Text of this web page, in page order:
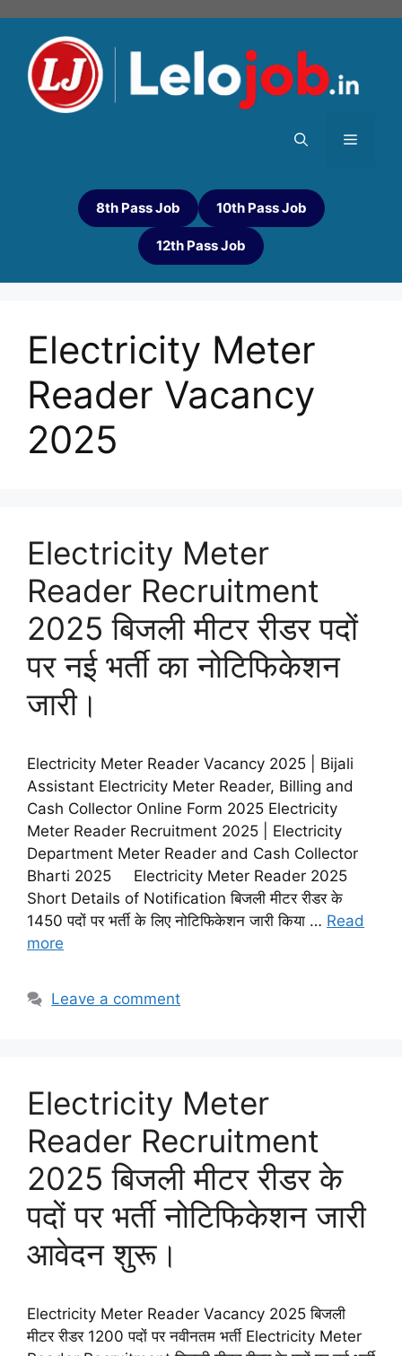
8th Pass Job 10th Pass Job
12th Pass Job
Electricity Meter
Reader Vacancy
2025
Electricity Meter
Reader Recruitment
2025 बिजली मीटर रीडर पदों
पर नई भर्ती का नोटिफिकेशन
जारी।
Electricity Meter Reader Vacancy 2025 | Bijali
Assistant Electricity Meter Reader, Billing and
Cash Collector Online Form 2025 Electricity
Meter Reader Recruitment 2025 | Electricity
Department Meter Reader and Cash Collector
Bharti 2025 Electricity Meter Reader 2025
Short Details of Notification बिजली मीटर रीडर के
1450 पदों पर भर्ती के लिए नोटिफिकेशन जारी किया … Read
more
Leave a comment
Electricity Meter
Reader Recruitment
2025 बिजली मीटर रीडर के
पदों पर भर्ती नोटिफिकेशन जारी
आवेदन शुरू।
Electricity Meter Reader Vacancy 2025 बिजली
मीटर रीडर 1200 पदों पर नवीनतम भर्ती Electricity Meter